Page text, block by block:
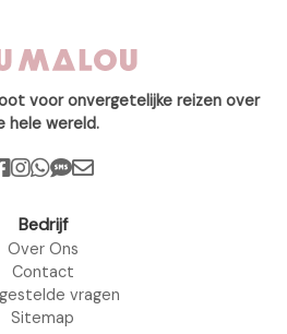
voor onvergetelijke reizen over
hele wereld.
Bedrijf
Over Ons
Contact
vragen
Sitemap